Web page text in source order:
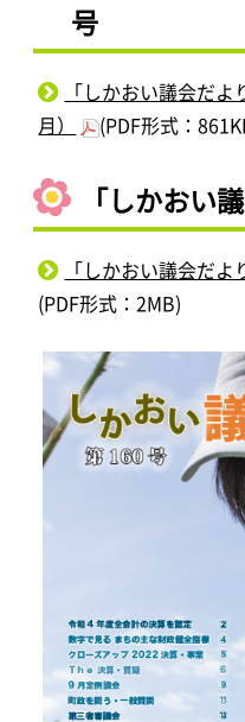
号
「しかおい議会だ
月）
(PDF形式：
「しかおい
「しかおい議会だよ
(PDF形式：2MB)